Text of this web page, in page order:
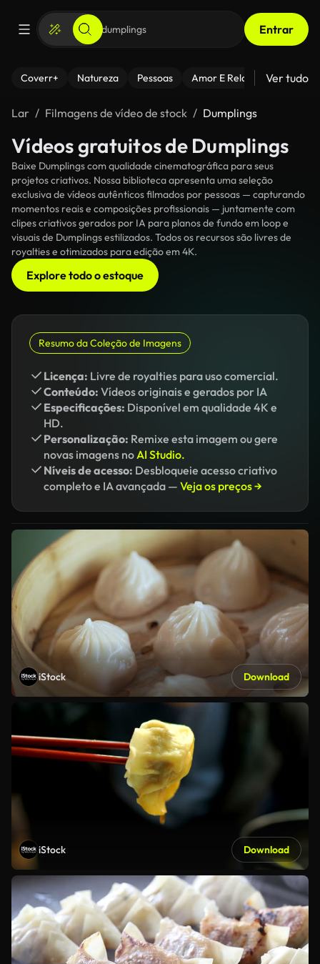
Entrar
Coverr+ Natureza Pessoas Amor E Relacionamentos
Ver tudo
Lar Filmagens de vídeo de stock Dumplings
Vídeos gratuitos de Dumplings
Baixe Dumplings com qualidade cinematográfica para seus
projetos criativos. Nossa biblioteca apresenta uma seleção
exclusiva de vídeos autênticos filmados por pessoas — capturando
momentos reais e composições profissionais — juntamente com
clipes criativos gerados por IA para planos de fundo em loop e
visuais de Dumplings estilizados. Todos os recursos são livres de
royalties e otimizados para edição em 4K.
Explore todo o estoque
Resumo da Coleção de Imagens
Licença: Livre de royalties para uso comercial.
Conteúdo: Vídeos originais e gerados por IA
Especificações: Disponível em qualidade 4K e
HD.
Personalização: Remixe esta imagem ou gere
novas imagens noAI Studio.
Níveis de acesso: Desbloqueie acesso criativo
completo e IA avançada — Veja os preços →
iStock Download
iStock Download